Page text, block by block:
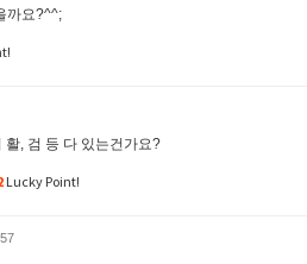
까요?^^;
활, 검 등 다 있는건가요?
Lucky Point!